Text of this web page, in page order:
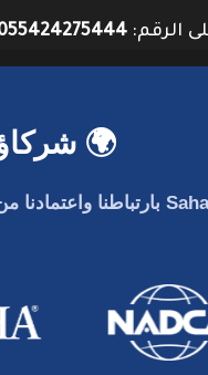
الرقم:
🌍
بارتباطنا